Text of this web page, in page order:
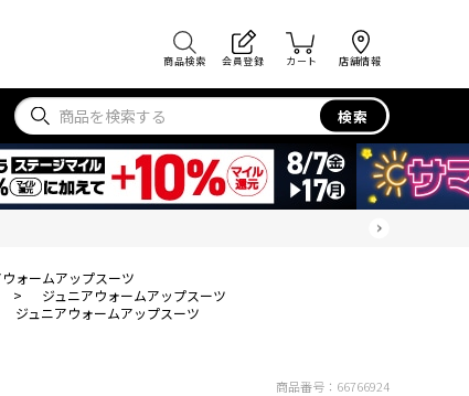
商品検索 会員登録 カート 店舗情報
検索
ォームアップスーツ
>
ジュニアウォームアップスーツ
ジュニアウォームアップスーツ
商品番号： 66766924